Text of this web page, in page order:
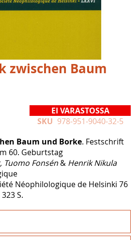
zwischen Baum
EI VARASTOSSA
SKU 978-951-9040-32-5
Baum und Borke. Festschrift
60. Geburtstag
Tuomo Fonsén & Henrik Nikula
Néophilologique de Helsinki 76
S.